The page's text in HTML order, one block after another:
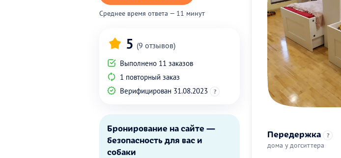
Среднее время ответа — 11 минут
5 (9 отзывов)
Выполнено 11 заказов
1 повторный заказ
Верифицирован 31.08.2023
?
Бронирование на сайте —
безопасность для вас и
собаки
Передержка ?
дома у догситтера